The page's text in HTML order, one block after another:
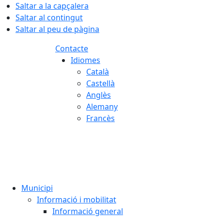
Saltar a la capçalera
Saltar al contingut
Saltar al peu de pàgina
Contacte
Idiomes
Català
Castellà
Anglès
Alemany
Francès
Municipi
Informació i mobilitat
Informació general